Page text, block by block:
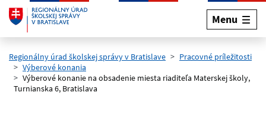
Preskočiť na hlavný obsah
Menu
Regionálny úrad školskej správy v Bratislave
Pracovné príležitosti
Výberové konania
Výberové konanie na obsadenie miesta riaditeľa Materskej školy,
Turnianska 6, Bratislava